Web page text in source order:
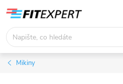
obsah
Mikiny